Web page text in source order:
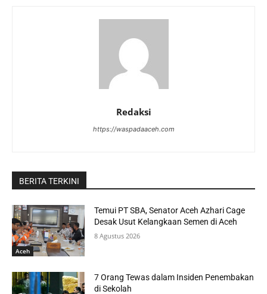
Redaksi
https://waspadaaceh.com
BERITA TERKINI
Aceh
Temui PT SBA, Senator Aceh Azhari Cage
Desak Usut Kelangkaan Semen di Aceh
8 Agustus 2026
7 Orang Tewas dalam Insiden Penembakan
di Sekolah